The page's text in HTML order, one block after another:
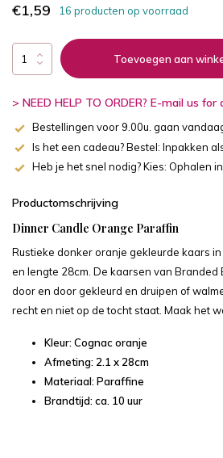
€1,59 16 producten op voorraad
Toevoegen aan
> NEED HELP TO ORDER? E-mail us for
Bestellingen voor 9.00u. gaan
Is het een cadeau? Bestel: Inpakken
Heb je het snel nodig? Kies: Ophalen
Productomschrijving
Dinner Candle Orange Paraffin
Rustieke donker oranje gekleurde kaars
en lengte 28cm. De kaarsen van Branded
door en door gekleurd en druipen of
recht en niet op de tocht staat. Maak het
Kleur: Cognac oranje
Afmeting: 2.1 x 28cm
Materiaal: Paraffine
Brandtijd: ca. 10 uur